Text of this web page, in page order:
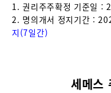
1. 권리주주확정 기준일 :
2. 명의개서 정지기간 :
지(7일간)
세메스